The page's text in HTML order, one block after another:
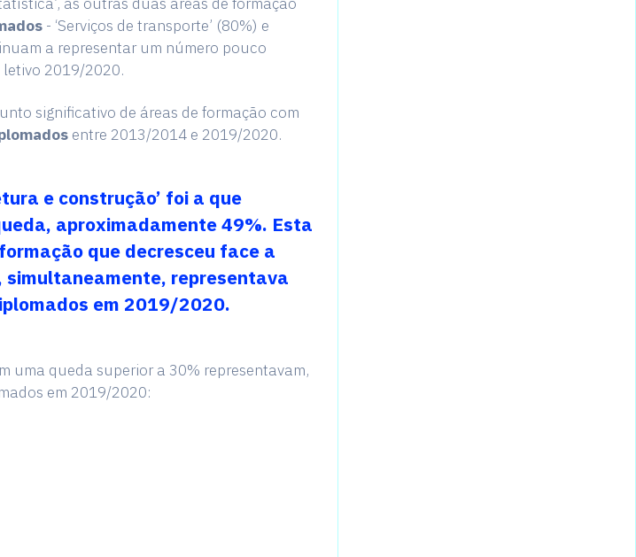
- ‘Serviços de transporte’ (80%) e
a representar um número pouco
2019/2020.
significativo de áreas de formação com
entre 2013/2014 e 2019/2020.
e construção’ foi a que
aproximadamente 49%. Esta
que decresceu face a
representava
em 2019/2020.
uma queda superior a 30% representavam,
em 2019/2020: